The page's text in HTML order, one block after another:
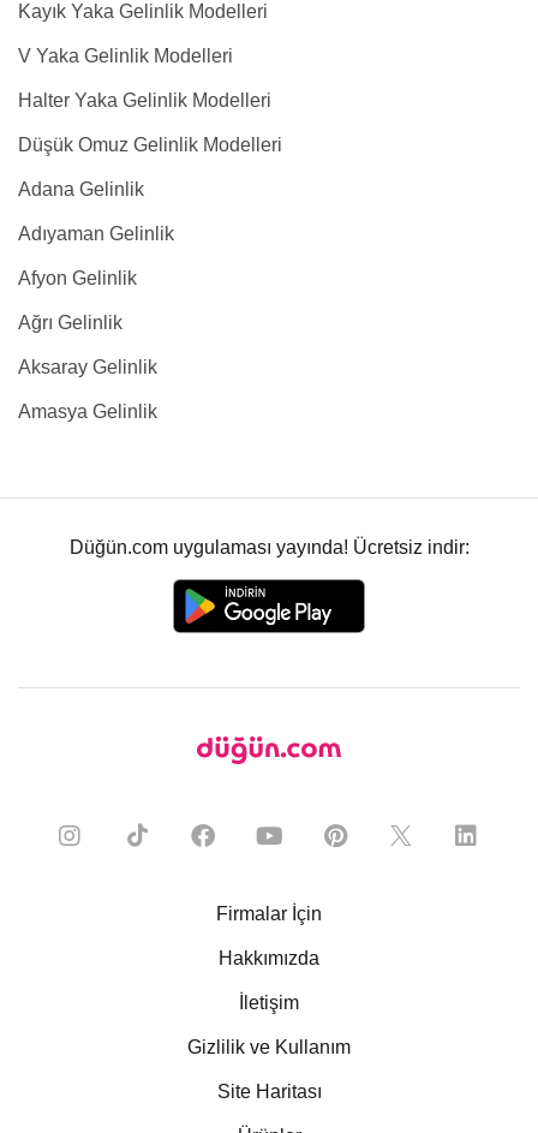
Kayık Yaka Gelinlik Modelleri
V Yaka Gelinlik Modelleri
Halter Yaka Gelinlik Modelleri
Düşük Omuz Gelinlik Modelleri
Adana Gelinlik
Adıyaman Gelinlik
Afyon Gelinlik
Ağrı Gelinlik
Aksaray Gelinlik
Amasya Gelinlik
Düğün.com uygulaması yayında! Ücretsiz indir:
Firmalar İçin
Hakkımızda
İletişim
Gizlilik ve Kullanım
Site Haritası